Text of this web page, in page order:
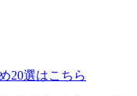
20選はこちら